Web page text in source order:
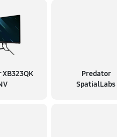
Predator
SpatialLabs